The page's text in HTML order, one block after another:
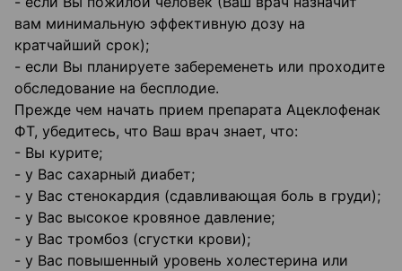
вам минимальную эффективную дозу на
кратчайший срок);
- если Вы планируете забеременеть или проходите
обследование на бесплодие.
Прежде чем начать прием препарата Ацеклофенак
ФТ, убедитесь, что Ваш врач знает, что:
- Вы курите;
- у Вас сахарный диабет;
- у Вас стенокардия (сдавливающая боль в груди);
- у Вас высокое кровяное давление;
- у Вас тромбоз (сгустки крови);
- у Вас повышенный уровень холестерина или